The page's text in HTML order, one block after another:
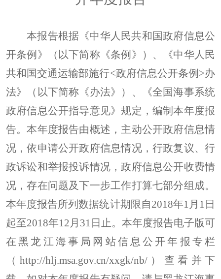
本报告根据《中华人民共和国政府信息公
开条例》（以下简称《条例》）、《中华人民
共和国交通运输部施行<政府信息公开条例>办
法》（以下简称《办法》）、《全国海事系统
政府信息公开指导意见》规定，编制本年度报
告。本年度报告由概述，主动公开政府信息情
况，依申请公开政府信息情况，行政复议、行
政诉讼和举报投诉情况，政府信息公开收费情
况，存在问题及下一步工作打算七部分组成。
本年度报告所列数据统计期限自2018年1月1日
起至2018年12月31日止。本年度报告电子版可
在黑龙江海事局网站信息公开年报专栏
（http://hlj.msa.gov.cn/xxgk/nb/）查看并下